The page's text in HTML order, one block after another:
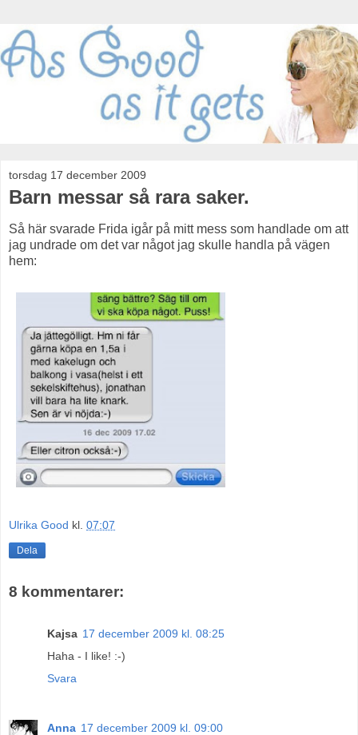
torsdag 17 december 2009
Barn messar så rara saker.
Så här svarade Frida igår på mitt mess som handlade om att
jag undrade om det var något jag skulle handla på vägen
hem:
Ulrika Good kl. 07:07
Dela
8 kommentarer:
Kajsa 17 december 2009 kl. 08:25
Haha - I like! :-)
Svara
Anna 17 december 2009 kl. 09:00